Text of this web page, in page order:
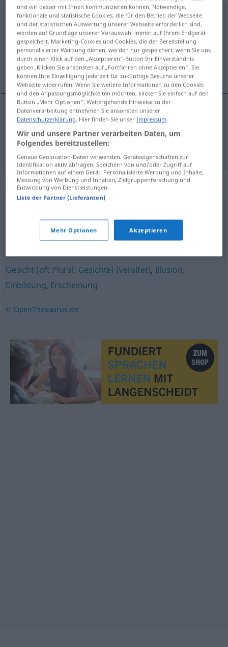
Täuschungf
Übersicht aller Übersetzungen
(Für mehr Details die Übersetzung anklicken/antippen)
feiltagelse, synsbedrag
feiltagelsem Täuschung
synsbedragn Täuschung
Synonyme für "Täuschung"
Propaganda,Hetze
Schwindel
Gesicht (oft Plural: Gesichte) (veraltet), Illusion,
Einbildung, Erscheinung
© OpenThesaurus.de
und wir besser mit Ihnen kommunizieren können. Notwendige,
funktionale und statistische Cookies, die für den Betrieb der Webseite
und der statistischen Auswertung unserer Webseite erforderlich sind,
werden auf Grundlage unserer Vorauswahl immer auf Ihrem Endgerät
gespeichert. Marketing-Cookies und Cookies, die der Bereitstellung
personalisierter Werbung dienen, werden nur gespeichert, wenn Sie uns
durch einen Klick auf den „Akzeptieren“-Button Ihr Einverständnis
geben. Klicken Sie ansonsten auf „Fortfahren ohne Akzeptieren“. Sie
können Ihre Einwilligung jederzeit für zukünftige Besuche unserer
Webseite widerrufen. Wenn Sie weitere Informationen zu den Cookies
und den Anpassungsmöglichkeiten möchten, klicken Sie einfach auf den
Button „Mehr Optionen“. Weitergehende Hinweise zu der
Datenverarbeitung entnehmen Sie ansonsten unserer
Datenschutzerklärung. Hier finden Sie unserImpressum.
Wir und unsere Partner verarbeiten Daten, um
Folgendes bereitzustellen:
Genaue Geolocation-Daten verwenden. Geräteeigenschaften zur
Identifikation aktiv abfragen. Speichern von und/oder Zugriff auf
Informationen auf einem Gerät. Personalisierte Werbung und Inhalte,
Messung von Werbung und Inhalten, Zielgruppenforschung und
Entwicklung von Dienstleistungen.
Liste der Partner (Lieferanten)
Mehr Optionen Akzeptieren